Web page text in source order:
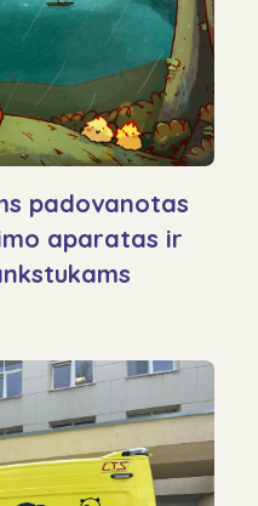
padovanotas
aparatas ir